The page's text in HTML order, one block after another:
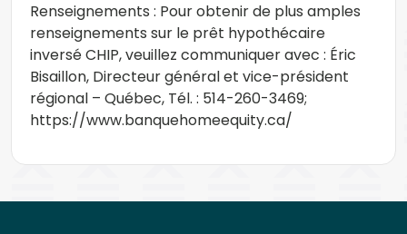
Renseignements : Pour obtenir de plus amples
renseignements sur le prêt hypothécaire
inversé CHIP, veuillez communiquer avec : Éric
Bisaillon, Directeur général et vice-président
régional – Québec, Tél. : 514-260-3469;
https://www.banquehomeequity.ca/